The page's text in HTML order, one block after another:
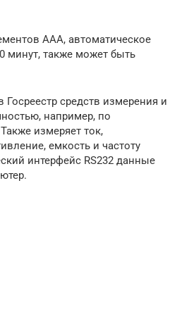
ААА, автоматическое
минут, также может быть
средств измерения и
например, по
измеряет ток,
емкость и частоту
интерфейс RS232 данные